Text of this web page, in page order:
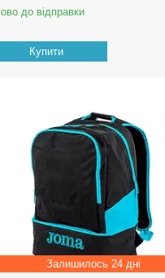
до відправки
Купити
Залишилось 24 дні